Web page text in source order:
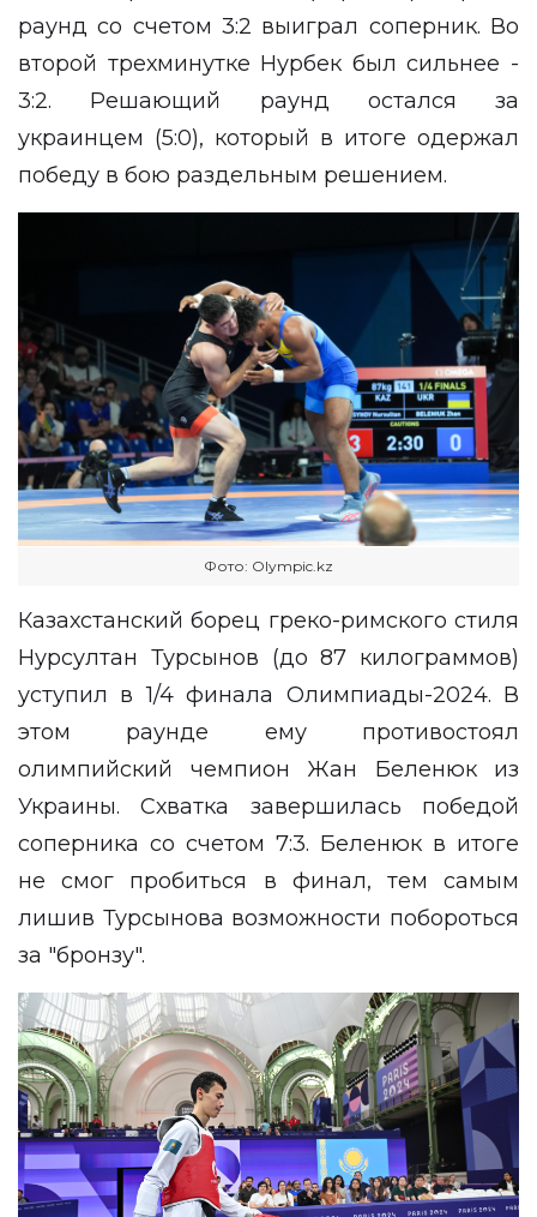
раунд со счетом 3:2 выиграл соперник. Во
второй трехминутке Нурбек был сильнее -
3:2. Решающий раунд остался за
украинцем (5:0), который в итоге одержал
победу в бою раздельным решением.
Фото: Оlympic.kz
Казахстанский борец греко-римского стиля
Нурсултан Турсынов (до 87 килограммов)
уступил в 1/4 финала Олимпиады-2024. В
этом раунде ему противостоял
олимпийский чемпион Жан Беленюк из
Украины. Схватка завершилась победой
соперника со счетом 7:3. Беленюк в итоге
не смог пробиться в финал, тем самым
лишив Турсынова возможности побороться
за "бронзу".